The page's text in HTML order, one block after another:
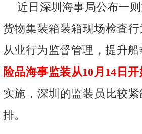
近日深圳海事局公布一
货物集装箱装箱现场检査
从业行为监督管理，提升
险品海事监装从10月14日
实施，深圳的监装员比较
排。